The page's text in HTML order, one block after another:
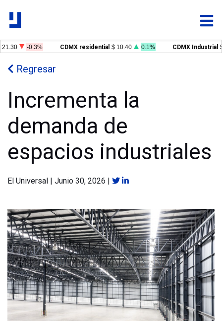
-0.3% CDMX residential $ 10.40 0.1% CDMX Industrial $
Regresar
Incrementa la
demanda de
espacios industriales
El Universal | Junio 30, 2026 |